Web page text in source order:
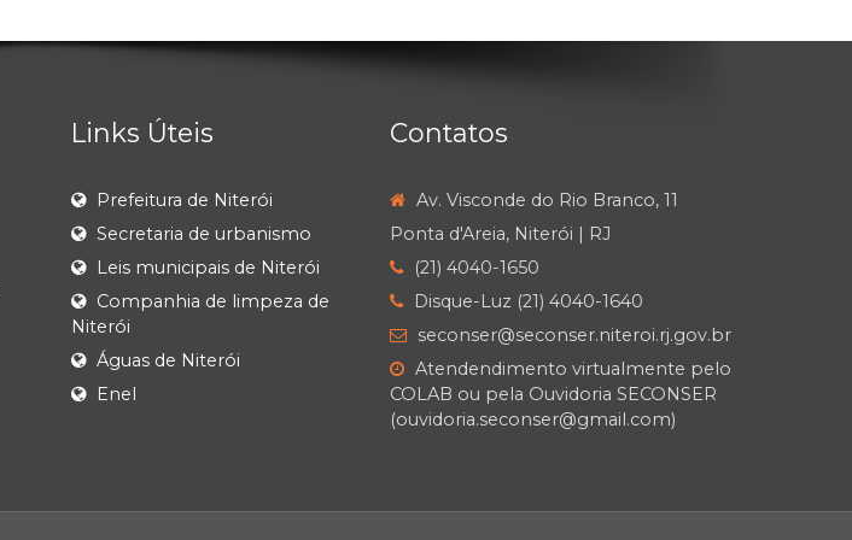
Links Úteis
Prefeitura de Niterói
Secretaria de urbanismo
Leis municipais de Niterói
Companhia de limpeza de
Niterói
Águas de Niterói
Enel
Contatos
Av. Visconde do Rio Branco, 11
Ponta d'Areia, Niterói | RJ
(21) 4040-1650
Disque-Luz (21) 4040-1640
seconser@seconser.niteroi.rj.gov.br
Atendendimento virtualmente pelo
COLAB ou pela Ouvidoria SECONSER
(ouvidoria.seconser@gmail.com)